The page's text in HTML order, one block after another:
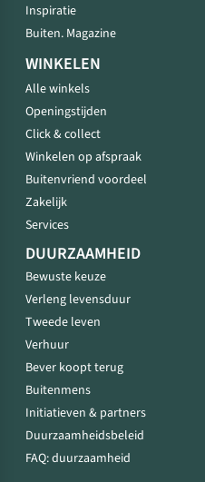
Inspiratie
Buiten. Magazine
WINKELEN
Alle winkels
Openingstijden
Click & collect
Winkelen op afspraak
Buitenvriend voordeel
Zakelijk
Services
DUURZAAMHEID
Bewuste keuze
Verleng levensduur
Tweede leven
Verhuur
Bever koopt terug
Buitenmens
Initiatieven & partners
Duurzaamheidsbeleid
FAQ: duurzaamheid